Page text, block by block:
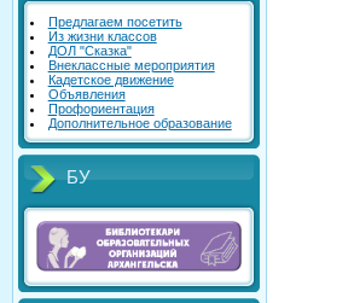
Предлагаем посетить
Из жизни классов
ДОЛ "Сказка"
Внеклассные мероприятия
Кадетское движение
Объявления
Профориентация
Дополнительное образование
БУ